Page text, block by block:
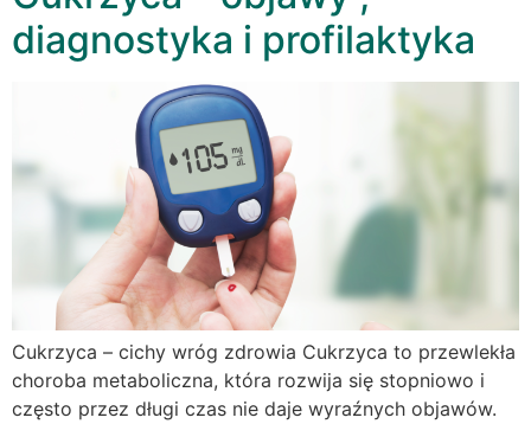
diagnostyka i profilaktyka
Cukrzyca – cichy wróg zdrowia Cukrzyca to przewlekła
choroba metaboliczna, która rozwija się stopniowo i
często przez długi czas nie daje wyraźnych objawów.